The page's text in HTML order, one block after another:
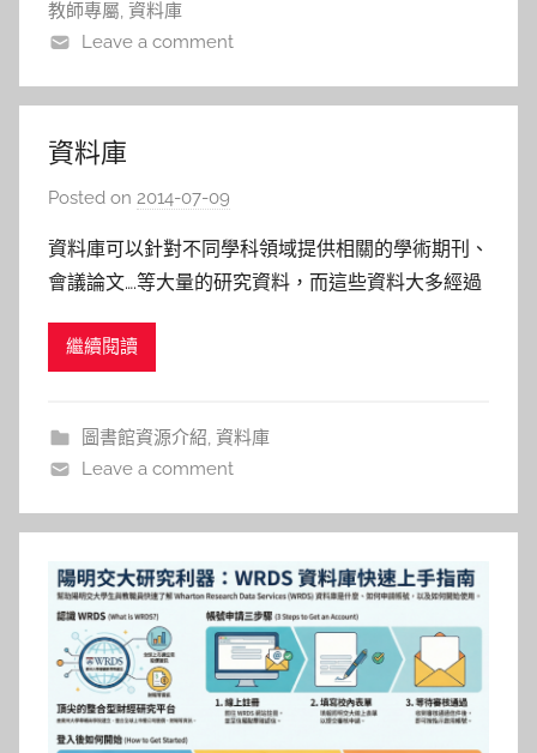
l
a
教師專屬, 資料庫
Leave a comment
資料庫
Posted on 2014-07-09
s
h
l
a
l
資料庫可以針對不同學科領域提供相關的學術期刊、
會議論文….等大量的研究資料，而這些資料大多經過
料庫，您可至資料庫檢索檢索框輸入「IEEE」、
繼續閱讀
圖書館資源介紹 資料庫
Leave a comment